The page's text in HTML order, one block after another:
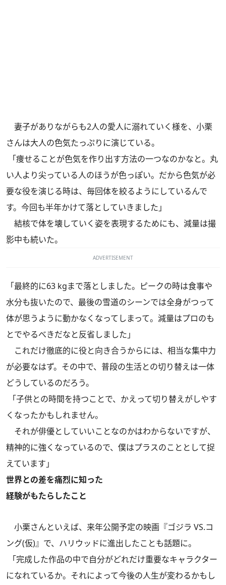
妻子がありながらも2人の愛人に溺れていく様を、小栗
さんは大人の色気たっぷりに演じている。
「痩せることが色気を作り出す方法の一つなのかなと。丸
い人より尖っている人のほうが色っぽい。だから色気が必
要な役を演じる時は、毎回体を絞るようにしているんで
す。今回も半年かけて落としていきました」
結核で体を壊していく姿を表現するためにも、減量は撮
影中も続いた。
ADVERTISEMENT
「最終的に63 kgまで落としました。ピークの時は食事や
水分も抜いたので、最後の雪道のシーンでは全身がつって
体が思うように動かなくなってしまって。減量はプロのも
とでやるべきだなと反省しました」
これだけ徹底的に役と向き合うからには、相当な集中力
が必要なはず。その中で、普段の生活との切り替えは一体
どうしているのだろう。
「子供との時間を持つことで、かえって切り替えがしやす
くなったかもしれません。
それが俳優としていいことなのかはわからないですが、
精神的に強くなっているので、僕はプラスのこととして捉
えています」
世界との差を痛烈に知った
経験がもたらしたこと
小栗さんといえば、来年公開予定の映画『ゴジラ VS.コ
ング(仮)』で、ハリウッドに進出したことも話題に。
「完成した作品の中で自分がどれだけ重要なキャラクター
になれているか。それによって今後の人生が変わるかもし